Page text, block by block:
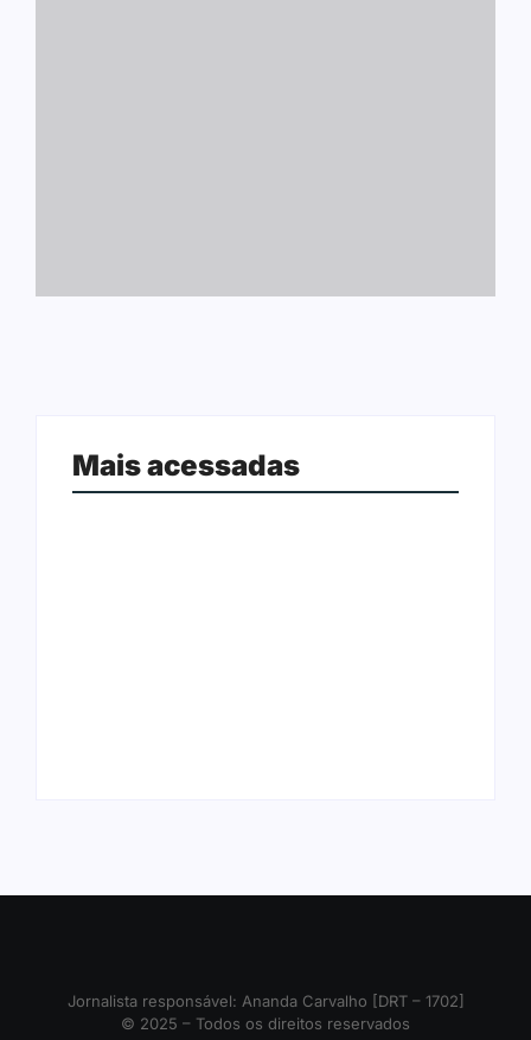
Mais acessadas
Jornalista responsável: Ananda Carvalho [DRT – 1702]
© 2025 – Todos os direitos reservados